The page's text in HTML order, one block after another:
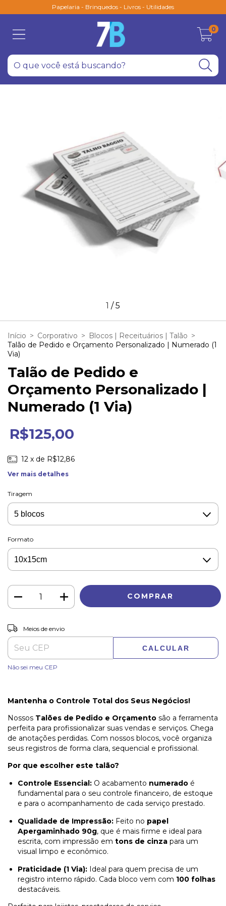
Papelaria - Brinquedos - Livros - Utilidades
0
1 /5
Início > Corporativo > Blocos | Receituários | Talão >
Talão de Pedido e Orçamento Personalizado | Numerado (1
Via)
Talão de Pedido e
Orçamento Personalizado |
Numerado (1 Via)
R$125,00
12 x de R$12,86
Ver mais detalhes
Tiragem
Formato
Entregas para o CEP:
Meios de envio
CALCULAR
Não sei meu CEP
Mantenha o Controle Total dos Seus Negócios!
Nossos Talões de Pedido e Orçamento são a ferramenta
perfeita para profissionalizar suas vendas e serviços. Chega
de anotações perdidas. Com nossos blocos, você organiza
seus registros de forma clara, sequencial e profissional.
Por que escolher este talão?
Controle Essencial: O acabamento numerado é
fundamental para o seu controle financeiro, de estoque
e para o acompanhamento de cada serviço prestado.
Qualidade de Impressão: Feito no papel
Apergaminhado 90g, que é mais firme e ideal para
escrita, com impressão em tons de cinza para um
visual limpo e econômico.
Praticidade (1 Via): Ideal para quem precisa de um
registro interno rápido. Cada bloco vem com 100 folhas
destacáveis.